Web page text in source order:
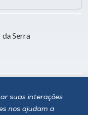
suas interações
nos ajudam a
Serra